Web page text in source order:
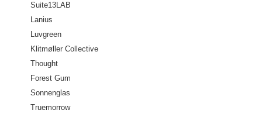
Suite13LAB
Lanius
Luvgreen
Klitmøller Collective
Thought
Forest Gum
Sonnenglas
Truemorrow